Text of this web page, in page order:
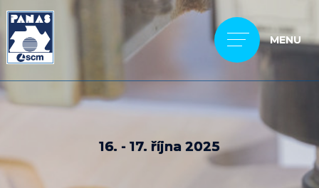
MENU
16. - 17. října 2025